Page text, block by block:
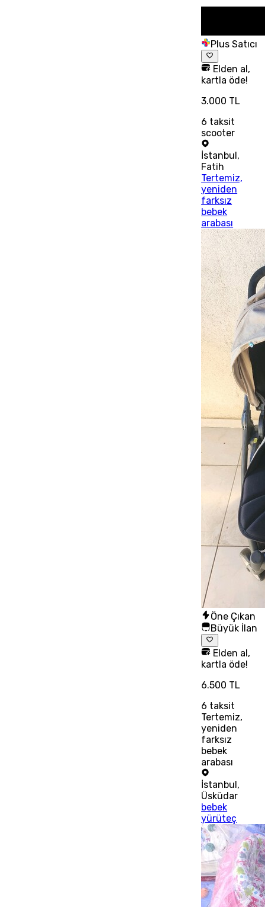
Plus Satıcı
Elden al,
kartla öde!
3.000 TL
6 taksit
scooter
İstanbul,
Fatih
Tertemiz,
yeniden
farksız
bebek
arabası
Öne Çıkan
Büyük İlan
Elden al,
kartla öde!
6.500 TL
6 taksit
Tertemiz,
yeniden
farksız
bebek
arabası
İstanbul ,
Üsküdar
bebek
yürüteç